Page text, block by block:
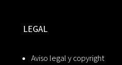
LEGAL
Aviso legal y copyright